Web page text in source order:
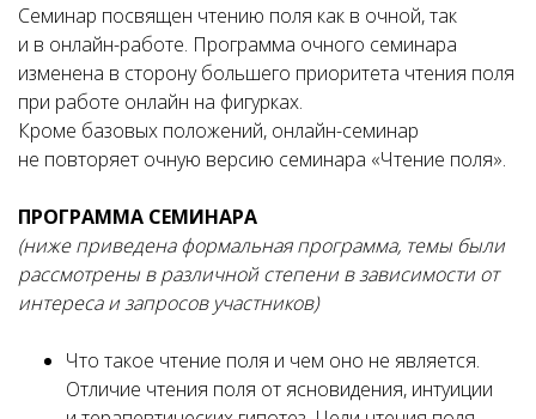
Семинар посвящен чтению поля как в очной, так
и в онлайн-работе. Программа очного семинара
изменена в сторону большего приоритета чтения поля
при работе онлайн на фигурках.
Кроме базовых положений, онлайн-семинар
не повторяет очную версию семинара «Чтение поля».
ПРОГРАММА СЕМИНАРА
(ниже приведена формальная программа, темы были
рассмотрены в различной степени в зависимости от
интереса и запросов участников)
Что такое чтение поля и чем оно не является.
Отличие чтения поля от ясновидения, интуиции